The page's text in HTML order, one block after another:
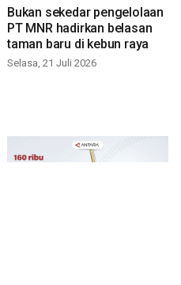
Bukan sekedar pengelolaan
PT MNR hadirkan belasan
taman baru di kebun raya
Selasa, 21 Juli 2026